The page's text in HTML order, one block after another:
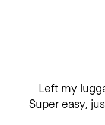
Left my
Super easy,